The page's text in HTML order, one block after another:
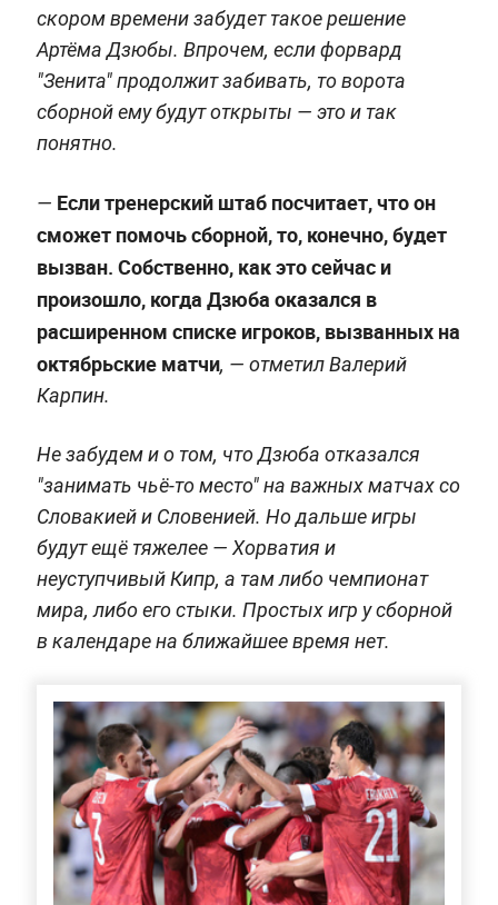
скором времени забудет такое решение
Артёма Дзюбы. Впрочем, если форвард
"Зенита" продолжит забивать, то ворота
сборной ему будут открыты — это и так
понятно.
— Если тренерский штаб посчитает, что он
сможет помочь сборной, то, конечно, будет
вызван. Собственно, как это сейчас и
произошло, когда Дзюба оказался в
расширенном списке игроков, вызванных на
октябрьские матчи, — отметил Валерий
Карпин.
Не забудем и о том, что Дзюба отказался
"занимать чьё-то место" на важных матчах со
Словакией и Словенией. Но дальше игры
будут ещё тяжелее — Хорватия и
неуступчивый Кипр, а там либо чемпионат
мира, либо его стыки. Простых игр у сборной
в календаре на ближайшее время нет.